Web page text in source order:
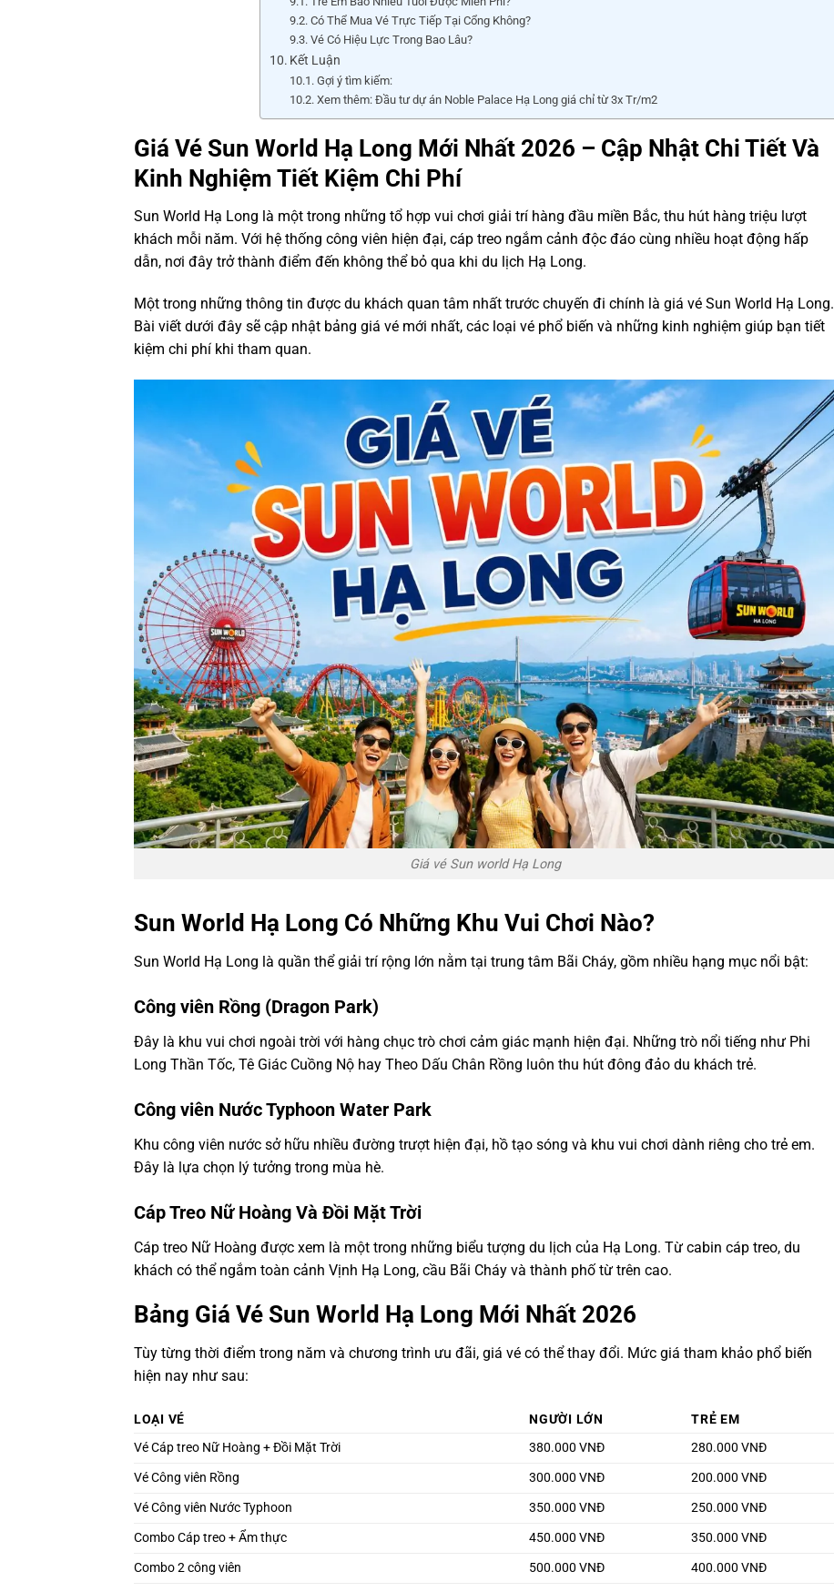
Có Thể Mua Vé Trực Tiếp Tại Cổng Không?
Vé Có Hiệu Lực Trong Bao Lâu?
Kết Luận
Gợi ý tìm kiếm:
Xem thêm: Đầu tư dự án Noble Palace Hạ Long giá chỉ từ 3x Tr/m2
Giá Vé Sun World Hạ Long Mới Nhất 2026 – Cập Nhật Chi Tiết Và
Kinh Nghiệm Tiết Kiệm Chi Phí
Sun World Hạ Long là một trong những tổ hợp vui chơi giải trí hàng đầu miền Bắc, thu hút hàng triệu lượt
khách mỗi năm. Với hệ thống công viên hiện đại, cáp treo ngắm cảnh độc đáo cùng nhiều hoạt động hấp
dẫn, nơi đây trở thành điểm đến không thể bỏ qua khi du lịch Hạ Long.
Một trong những thông tin được du khách quan tâm nhất trước chuyến đi chính là giá vé Sun World Hạ Long.
Bài viết dưới đây sẽ cập nhật bảng giá vé mới nhất, các loại vé phổ biến và những kinh nghiệm giúp bạn tiết
kiệm chi phí khi tham quan.
Giá vé Sun world Hạ Long
Sun World Hạ Long Có Những Khu Vui Chơi Nào?
Sun World Hạ Long là quần thể giải trí rộng lớn nằm tại trung tâm Bãi Cháy, gồm nhiều hạng mục nổi bật:
Công viên Rồng (Dragon Park)
Đây là khu vui chơi ngoài trời với hàng chục trò chơi cảm giác mạnh hiện đại. Những trò nổi tiếng như Phi
Long Thần Tốc, Tê Giác Cuồng Nộ hay Theo Dấu Chân Rồng luôn thu hút đông đảo du khách trẻ.
Công viên Nước Typhoon Water Park
Khu công viên nước sở hữu nhiều đường trượt hiện đại, hồ tạo sóng và khu vui chơi dành riêng cho trẻ em.
Đây là lựa chọn lý tưởng trong mùa hè.
Cáp Treo Nữ Hoàng Và Đồi Mặt Trời
Cáp treo Nữ Hoàng được xem là một trong những biểu tượng du lịch của Hạ Long. Từ cabin cáp treo, du
khách có thể ngắm toàn cảnh Vịnh Hạ Long, cầu Bãi Cháy và thành phố từ trên cao.
Bảng Giá Vé Sun World Hạ Long Mới Nhất 2026
Tùy từng thời điểm trong năm và chương trình ưu đãi, giá vé có thể thay đổi. Mức giá tham khảo phổ biến
hiện nay như sau:
LOẠI VÉ NGƯỜI LỚN
TRẺ EM
Vé Cáp treo Nữ Hoàng + Đồi Mặt Trời
380.000 VNĐ
280.000 VNĐ
Vé Công viên Rồng
300.000 VNĐ
200.000 VNĐ
Vé Công viên Nước Typhoon
350.000 VNĐ
250.000 VNĐ
Combo Cáp treo + Ẩm thực
450.000 VNĐ
350.000 VNĐ
Combo 2 công viên
500.000 VNĐ
400.000 VNĐ